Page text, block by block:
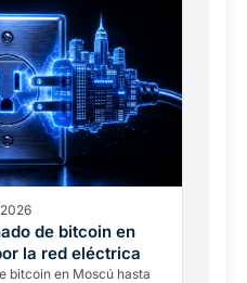
de bitcoin en
la red eléctrica
bitcoin en Moscú hasta